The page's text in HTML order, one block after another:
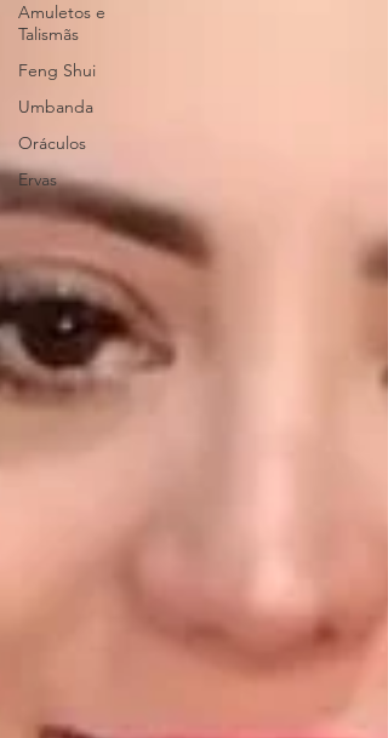
Amuletos e
Talismãs
Feng Shui
Umbanda
Oráculos
Ervas